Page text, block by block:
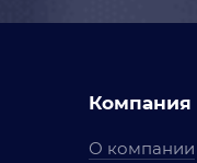
Компания
О компании